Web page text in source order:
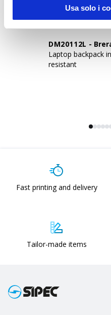
Usa solo i
DM20112L -
Laptop backpack
resistant
Fast printing and delivery
Tailor-made items